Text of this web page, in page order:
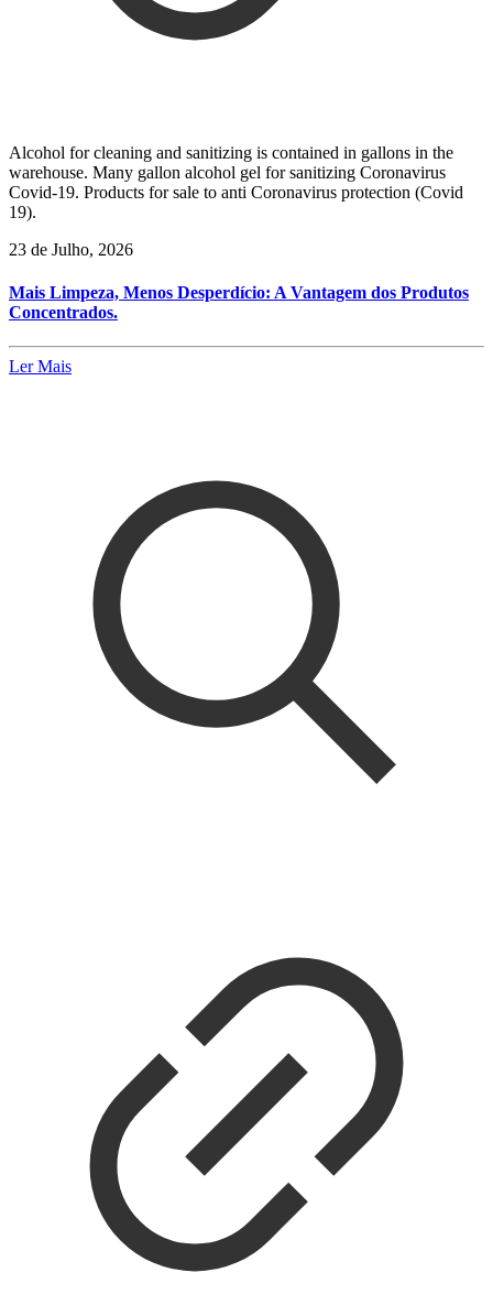
Alcohol for cleaning and sanitizing is contained in gallons in the
warehouse. Many gallon alcohol gel for sanitizing Coronavirus
Covid-19. Products for sale to anti Coronavirus protection (Covid
19).
23 de Julho, 2026
Mais Limpeza, Menos Desperdício: A Vantagem dos Produtos
Concentrados.
Ler Mais